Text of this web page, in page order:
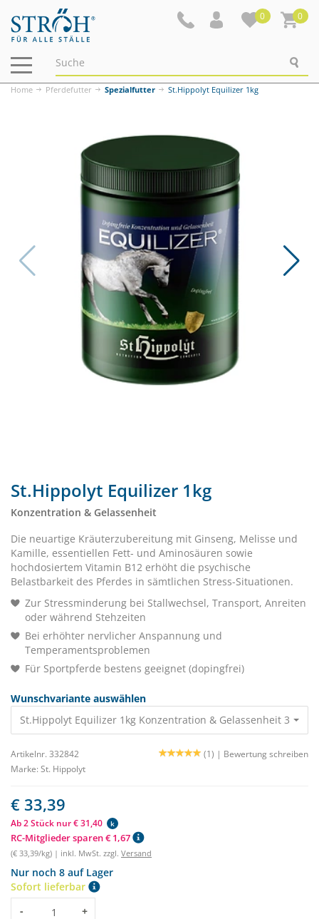
0 0
Navigation
ein-/ausblenden
Home Pferdefutter Spezialfutter St.Hippolyt Equilizer 1kg
St.Hippolyt Equilizer 1kg
Konzentration & Gelassenheit
Die neuartige Kräuterzubereitung mit Ginseng, Melisse und
Kamille, essentiellen Fett- und Aminosäuren sowie
hochdosiertem Vitamin B12 erhöht die psychische
Belastbarkeit des Pferdes in sämtlichen Stress-Situationen.
Zur Stressminderung bei Stallwechsel, Transport, Anreiten
oder während Stehzeiten
Bei erhöhter nervlicher Anspannung und
Temperamentsproblemen
Für Sportpferde bestens geeignet (dopingfrei)
Wunschvariante auswählen
St.Hippolyt Equilizer 1kg Konzentration & Gelassenheit 33,39 €
Artikelnr. 332842 (1) | Bewertung schreiben
Marke: St. Hippolyt
€ 33,39
Ab 2 Stück nur € 31,40 k
RC-Mitglieder sparen € 1,67
(€ 33,39/kg) | inkl. MwSt. zzgl. Versand
Nur noch 8 auf Lager
Sofort lieferbar
Menge
- +